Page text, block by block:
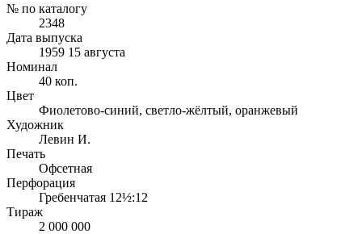
№ по каталогу
2348
Дата выпуска
1959 15 августа
Номинал
40 коп.
Цвет
Фиолетово-синий, светло-жёлтый, оранжевый
Художник
Левин И.
Печать
Офсетная
Перфорация
Гребенчатая 12½:12
Тираж
2 000 000